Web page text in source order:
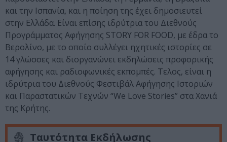
και την Ισπανία, και η ποίηση της έχει δημοσιευτεί
στην Ελλάδα. Είναι επίσης ιδρύτρια του Διεθνούς
Προγράμματος Αφήγησης STORY FOR FOOD, με έδρα το
Βερολίνο, με το οποίο συλλέγει ηχητικές ιστορίες σε
14 γλώσσες και διοργανώνει εκδηλώσεις προφορικής
αφήγησης και ραδιοφωνικές εκπομπές. Τελος, είναι η
ιδρύτρια του Διεθνούς Φεστιβάλ Αφήγησης Ιστοριών
και Παραστατικών Τεχνών “We Love Stories” στα Χανιά
της Κρήτης.
Ταυτότητα Εκδήλωσης